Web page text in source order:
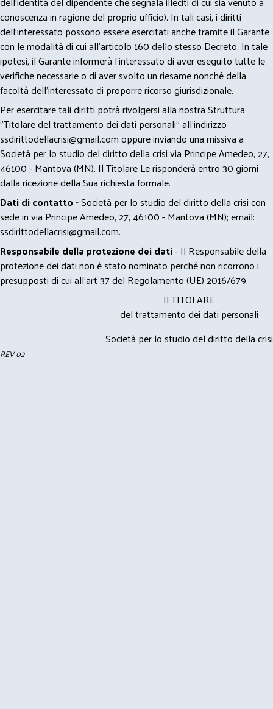
conoscenza in ragione del proprio ufficio). In tali casi, i diritti
dell’interessato possono essere esercitati anche tramite il Garante
con le modalità di cui all’articolo 160 dello stesso Decreto. In tale
ipotesi, il Garante informerà l’interessato di aver eseguito tutte le
verifiche necessarie o di aver svolto un riesame nonché della
facoltà dell’interessato di proporre ricorso giurisdizionale.
Per esercitare tali diritti potrà rivolgersi alla nostra Struttura
"Titolare del trattamento dei dati personali" all'indirizzo
ssdirittodellacrisi@gmail.comoppure inviando una missiva a
Società per lo studio del diritto della crisi via Principe Amedeo, 27,
46100 - Mantova (MN). Il Titolare Le risponderà entro 30 giorni
dalla ricezione della Sua richiesta formale.
Dati di contatto -Società per lo studio del diritto della crisi con
sede in via Principe Amedeo, 27, 46100 - Mantova (MN); email:
ssdirittodellacrisi@gmail.com.
Responsabile della protezione dei dati- Il Responsabile della
protezione dei dati non è stato nominato perché non ricorrono i
presupposti di cui all’art 37 del Regolamento (UE) 2016/679.
Il TITOLARE
del trattamento dei dati personali
Società per lo studio del diritto della crisi
REV 02